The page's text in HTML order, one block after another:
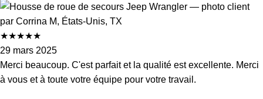
★★★★★
29 mars 2025
Merci beaucoup. C'est parfait et la qualité est excellente. Merci
à vous et à toute votre équipe pour votre travail.